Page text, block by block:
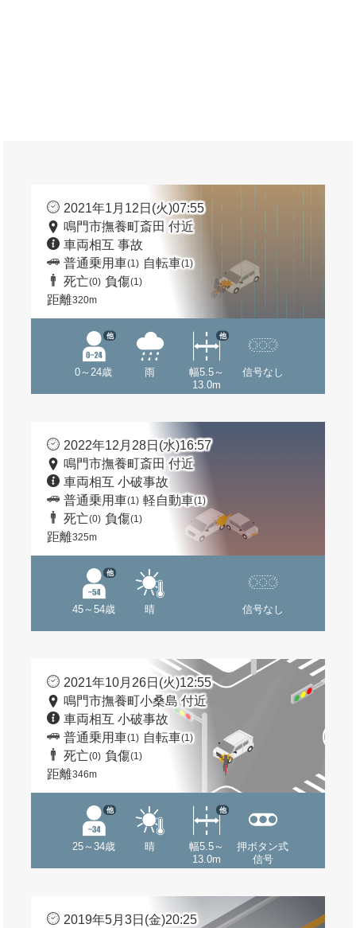
2021年1月12日(火)07:55
鳴門市撫養町斎田 付近
車両相互 事故
普通乗用車(1) 自転車(1)
死亡(0) 負傷(1)
距離320m
0～24歳
他
雨
幅5.5～
13.0m
他
信号なし
2022年12月28日(水)16:57
鳴門市撫養町斎田 付近
車両相互 小破事故
普通乗用車(1) 軽自動車(1)
死亡(0) 負傷(1)
距離325m
45～54歳
他
晴 信号なし
2021年10月26日(火)12:55
鳴門市撫養町小桑島 付近
車両相互 小破事故
普通乗用車(1) 自転車(1)
死亡(0) 負傷(1)
距離346m
25～34歳
他
晴
幅5.5～
13.0m
他
押ボタン式
信号
2019年5月3日(金)20:25